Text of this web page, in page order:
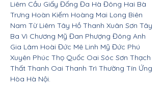
Liêm Cầu Giấy Đống Đa Hà Đông Hai Bà
Trưng Hoàn Kiếm Hoàng Mai Long Biên
Nam Từ Liêm Tây Hồ Thanh Xuân Sơn Tây
Ba Vì Chương Mỹ Đan Phượng Đông Anh
Gia Lâm Hoài Đức Mê Linh Mỹ Đức Phú
Xuyên Phúc Thọ Quốc Oai Sóc Sơn Thạch
Thất Thanh Oai Thanh Trì Thường Tín Ứng
Hòa Hà Nội.